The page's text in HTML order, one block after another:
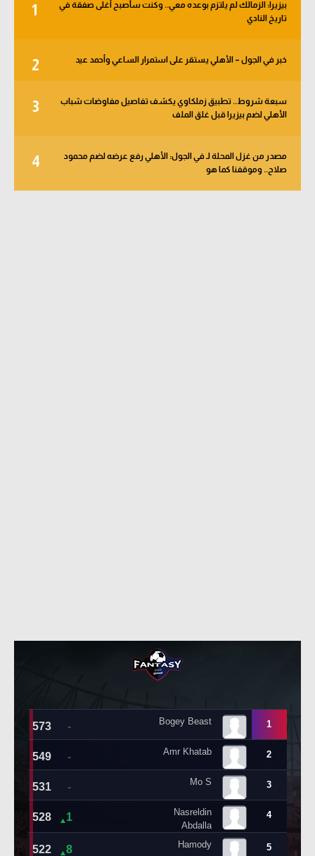
1
بيزيرا: الزمالك لم يلتزم بوعده معي.. وكنت سأصبح أغلى صفقة في
تاريخ النادي
2 خبر في الجول – الأهلي يستقر على استمرار الساعي وأحمد عيد
3
سبعة شروط.. تطبيق زملكاوي يكشف تفاصيل مفاوضات شباب
الأهلي لضم بيزيرا قبل غلق الملف
4
مصدر من غزل المحلة لـ في الجول: الأهلي رفع عرضه لضم محمود
صلاح.. وموقفنا كما هو